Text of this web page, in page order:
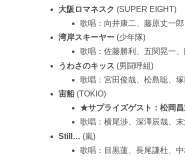
大阪ロマネスク (SUPER EIGHT)
歌唱：向井康二、藤原丈一
湾岸スキーヤー (少年隊)
歌唱：佐藤勝利、五関晃一
うわさのキッス (男闘呼組)
歌唱：宮田俊哉、松島聡、
宙船(TOKIO)
★サプライズゲスト：松岡
歌唱：横尾渉、深澤辰哉、
Still… (嵐)
歌唱：目黒蓮、長尾謙杜、